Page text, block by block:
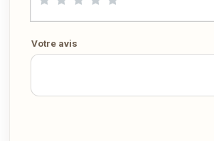
Votre avis